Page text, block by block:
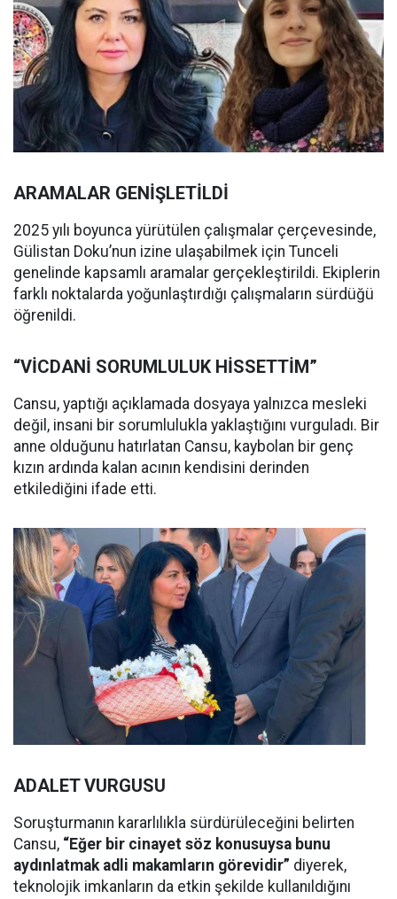
ARAMALAR GENİŞLETİLDİ
2025 yılı boyunca yürütülen çalışmalar çerçevesinde,
Gülistan Doku’nun izine ulaşabilmek için Tunceli
genelinde kapsamlı aramalar gerçekleştirildi. Ekiplerin
farklı noktalarda yoğunlaştırdığı çalışmaların sürdüğü
öğrenildi.
“VİCDANİ SORUMLULUK HİSSETTİM”
Cansu, yaptığı açıklamada dosyaya yalnızca mesleki
değil, insani bir sorumlulukla yaklaştığını vurguladı. Bir
anne olduğunu hatırlatan Cansu, kaybolan bir genç
kızın ardında kalan acının kendisini derinden
etkilediğini ifade etti.
ADALET VURGUSU
Soruşturmanın kararlılıkla sürdürüleceğini belirten
Cansu, “Eğer bir cinayet söz konusuysa bunu
aydınlatmak adli makamların görevidir” diyerek,
teknolojik imkanların da etkin şekilde kullanıldığını